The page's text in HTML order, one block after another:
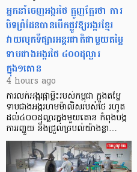
អ្នកនាំចេញអង្ករថៃ ត្អូញត្អែរថា ការ
បិទព្រំដែនបានបើកផ្លូវឱ្យអង្ករខ្មែរ
វាយលុកទីផ្សារអន្តរជាតិជាមួយតម្លៃ
ទាបជាងអង្ករថៃ ៤០០ដុល្លារ
ក្នុង១តោន
4 hours ago
ការលក់អង្ករផ្កាម្លិះរបស់កម្ពុជា ក្នុងតម្លៃ
ទាបជាងអង្ករហមម៉ាលិសរបស់ថៃ រហូត
ដល់៤០០ដុល្លារក្នុងមួយតោន កំពុងបង្ក
ការរញ្ជួយ និងជ្រួលច្របល់យ៉ាងខ្លា…